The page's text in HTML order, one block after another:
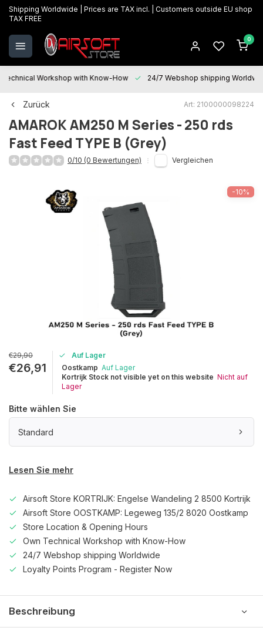
Shipping Worldwide | Prices are TAX incl. | Customers outside EU shop
TAX FREE
0
Technical Workshop with Know-How 24/7 Webshop shipping
Zurück Art: 2100000098224
AMAROKAM250 M Series - 250 rds
Fast Feed TYPE B (Grey)
0/10 (0 Bewertungen) Vergleichen
-10%
€29,90
€26,91
Auf Lager
Oostkamp Auf Lager
Kortrijk Stock not visible yet on this website Nicht auf
Lager
Bitte wählen Sie
Standard
Lesen Sie mehr
Airsoft Store KORTRIJK: Engelse Wandeling 2 8500 Kortrijk
Airsoft Store OOSTKAMP: Legeweg 135/2 8020 Oostkamp
Store Location & Opening Hours
Own Technical Workshop with Know-How
24/7 Webshop shipping Worldwide
Loyalty Points Program - Register Now
Beschreibung